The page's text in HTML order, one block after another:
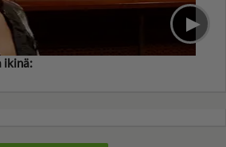
ikinä: